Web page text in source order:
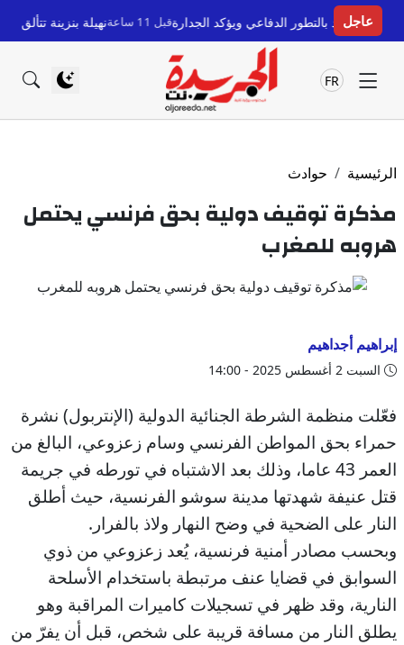
عاجل
بالتطور الدفاعي ويؤكد الجدارةقبل 11 ساعة نهيلة بنزينة تتألق وتحصد
FR
الرئيسية حوادث
مذكرة توقيف دولية بحق فرنسي يحتمل
هروبه للمغرب
إبراهيم أجداهيم
السبت 2 أغسطس 2025 - 14:00
فعّلت منظمة الشرطة الجنائية الدولية (الإنتربول) نشرة
حمراء بحق المواطن الفرنسي وسام زعزوعي، البالغ من
العمر 43 عاما، وذلك بعد الاشتباه في تورطه في جريمة
قتل عنيفة شهدتها مدينة سوشو الفرنسية، حيث أطلق
النار على الضحية في وضح النهار ولاذ بالفرار.
وبحسب مصادر أمنية فرنسية، يُعد زعزوعي من ذوي
السوابق في قضايا عنف مرتبطة باستخدام الأسلحة
النارية، وقد ظهر في تسجيلات كاميرات المراقبة وهو
يطلق النار من مسافة قريبة على شخص، قبل أن يفرّ من